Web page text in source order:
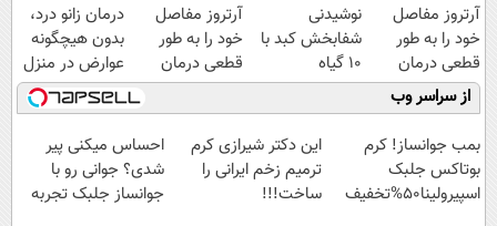
آرتروز مفاصل
خود را به طور
قطعی درمان
کنید!
◂پرسش‌نامه▸
نوشیدنی
شفابخش کبد با
10 گیاه
موثر(تخفیف تا
امشب)
آرتروز مفاصل
خود را به طور
قطعی درمان
کنید!
◗پرسش‌نامه◖
درمان زانو درد،
بدون هیچگونه
عوارض در منزل
(◂پرسش‌نامه)
از سراسر وب
بمب جوانساز! کرم
بوتاکس جلبک
اسپیرولینا50%تخفیف
این دکتر شیرازی کرم
ترمیم زخم ایرانی را
ساخت!!!
احساس میکنی پیر
شدی؟ جوانی رو با
جوانساز جلبک تجربه